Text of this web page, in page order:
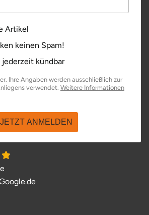
Artikel
keinen Spam!
kündbar
Ihre Angaben werden ausschließlich zur
verwendet. Weitere Informationen
in neuem Fenster
JETZT ANMELDEN